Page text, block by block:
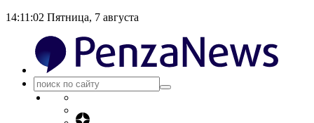
14:11:02 Пятница, 7 августа